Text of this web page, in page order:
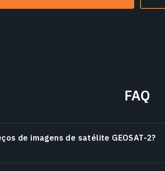
FAQ
de imagens de satélite GEOSAT-2?